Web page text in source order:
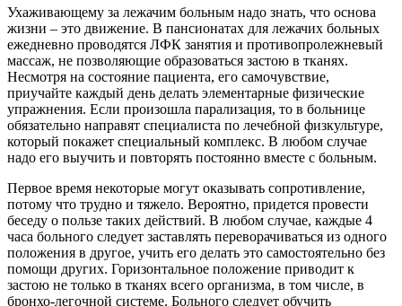
Ухаживающему за лежачим больным надо знать, что основа
жизни – это движение. В пансионатах для лежачих больных
ежедневно проводятся ЛФК занятия и противопролежневый
массаж, не позволяющие образоваться застою в тканях.
Несмотря на состояние пациента, его самочувствие,
приучайте каждый день делать элементарные физические
упражнения. Если произошла парализация, то в больнице
обязательно направят специалиста по лечебной физкультуре,
который покажет специальный комплекс. В любом случае
надо его выучить и повторять постоянно вместе с больным.
Первое время некоторые могут оказывать сопротивление,
потому что трудно и тяжело. Вероятно, придется провести
беседу о пользе таких действий. В любом случае, каждые 4
часа больного следует заставлять переворачиваться из одного
положения в другое, учить его делать это самостоятельно без
помощи других. Горизонтальное положение приводит к
застою не только в тканях всего организма, в том числе, в
бронхо-легочной системе. Больного следует обучить